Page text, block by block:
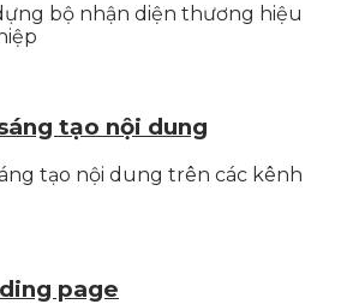
bộ nhận diện thương hiệu
tạo nội dung
tạo nội dung trên các kênh
page